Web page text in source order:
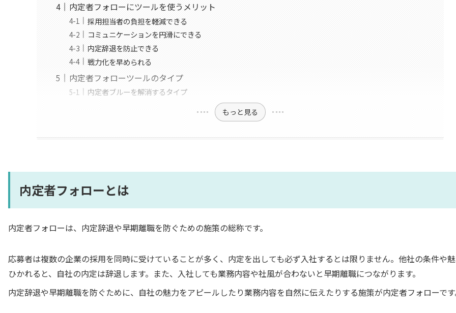
内定者フォローにツールを使うメリット
採用担当者の負担を軽減できる
コミュニケーションを円滑にできる
内定辞退を防止できる
戦力化を早められる
内定者フォローツールのタイプ
内定者ブルーを解消するタイプ
もっと見る
内定者フォローとは
内定者フォローは、内定辞退や早期離職を防ぐための施策の総称です。
応募者は複数の企業の採用を同時に受けていることが多く、内定を出しても必ず入社するとは限りません。他社の条件や
ひかれると、自社の内定は辞退します。また、入社しても業務内容や社風が合わないと早期離職につながります。
内定辞退や早期離職を防ぐために、自社の魅力をアピールしたり業務内容を自然に伝えたりする施策が内定者フォローで